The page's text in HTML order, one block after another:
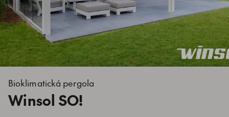
Bioklimatická pergola
Winsol SO!